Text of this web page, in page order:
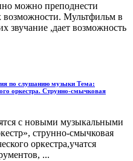
можно преподнести
Мультфильм в
звучание ,дает возможность
по слушанию музыки Тема:
оркестра. Струнно-смычковая
с новыми музыкальными
струнно-смычковая
оркестра,учатся
...